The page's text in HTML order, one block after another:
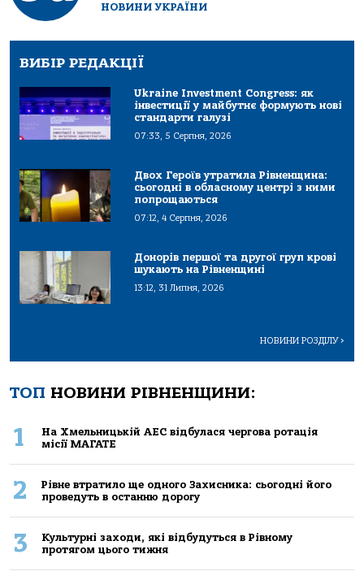
НОВИНИ УКРАЇНИ
ВИБІР РЕДАКЦІЇ
Ukraine Investment Congress: як
інвестиції у майбутнє формують нові
стандарти галузі
07:33, 5 Серпня, 2026
Двох Героїв утратила Рівненщина:
сьогодні в обласному центрі з ними
попрощаються
07:12, 4 Серпня, 2026
Донорів першої та другої груп крові
шукають на Рівненщині
13:12, 31 Липня, 2026
НОВИНИ РОЗДІЛУ>
ТОП НОВИНИ РІВНЕНЩИНИ:
1
На Хмельницькій АЕС відбулася чергова ротація
місії МАГАТЕ
2
Рівне втратило ще одного Захисника: сьогодні його
проведуть в останню дорогу
3
Культурні заходи, які відбудуться в Рівному
протягом цього тижня